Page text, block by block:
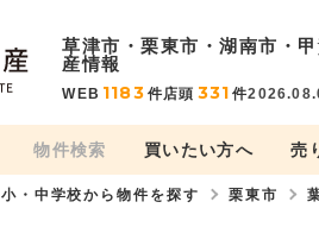
草津市・栗東市・湖南市・
産情報
WEB 1183 件店頭 331 件
物件検索 買いたい方へ 売
小・中学校から物件を探す 栗東市